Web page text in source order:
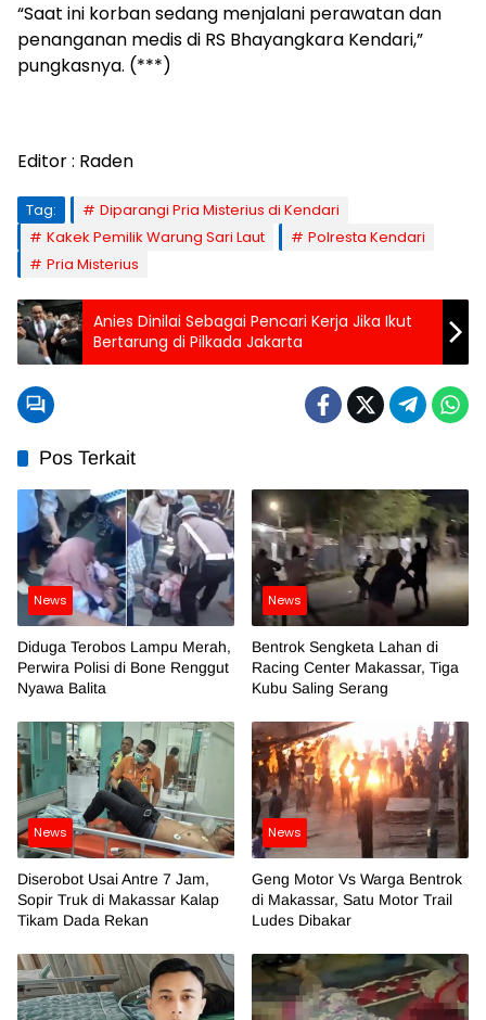
“Saat ini korban sedang menjalani perawatan dan
penanganan medis di RS Bhayangkara Kendari,”
pungkasnya. (***)
Editor : Raden
Tag:
Diparangi Pria Misterius di Kendari
Kakek Pemilik Warung Sari Laut
Polresta Kendari
Pria Misterius
Anies Dinilai Sebagai Pencari Kerja Jika Ikut
Bertarung di Pilkada Jakarta
Pos Terkait
News
Diduga Terobos Lampu Merah,
Perwira Polisi di Bone Renggut
Nyawa Balita
News
Bentrok Sengketa Lahan di
Racing Center Makassar, Tiga
Kubu Saling Serang
News
Diserobot Usai Antre 7 Jam,
Sopir Truk di Makassar Kalap
Tikam Dada Rekan
News
Geng Motor Vs Warga Bentrok
di Makassar, Satu Motor Trail
Ludes Dibakar